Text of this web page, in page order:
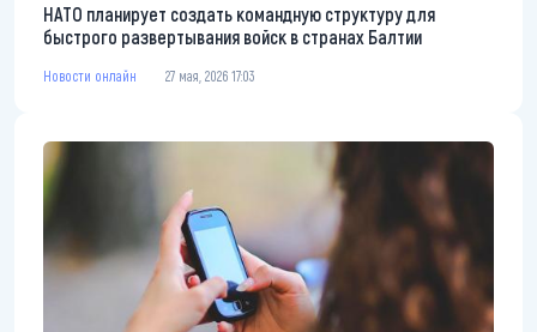
НАТО планирует создать командную структуру для
быстрого развертывания войск в странах Балтии
Новости онлайн 27 мая, 2026 17:03